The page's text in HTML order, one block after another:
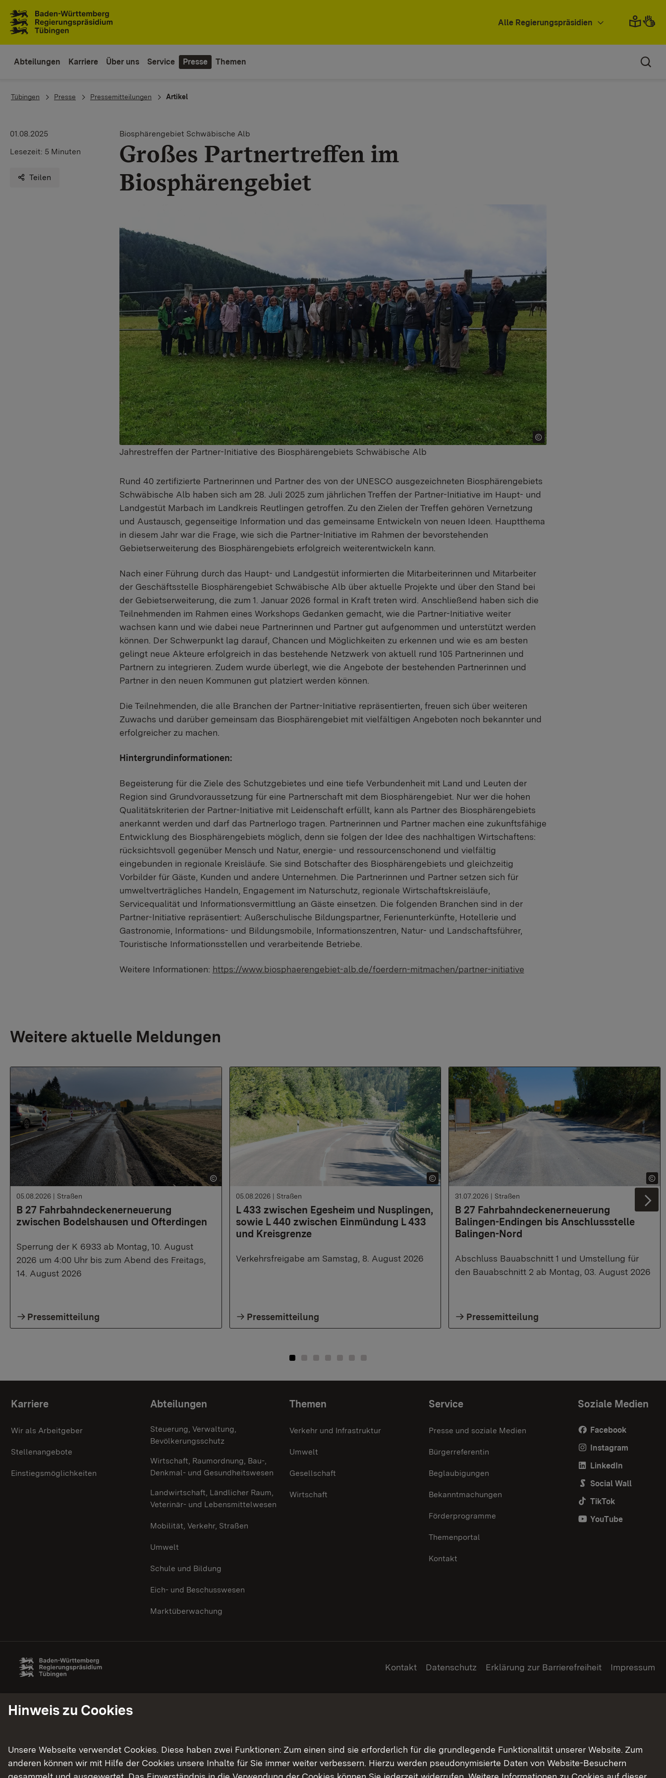
Alle Regierungspräsidien
Abteilungen Karriere Über uns Service Presse Themen
You are here:
Tübingen Presse Pressemitteilungen Artikel
01.08.2025
Lesezeit: 5 Minuten
Teilen
Biosphärengebiet Schwäbische Alb
Großes Partnertreffen im
Biosphärengebiet
Jahrestreffen der Partner-Initiative des Biosphärengebiets Schwäbische Alb
Rund 40 zertifizierte Partnerinnen und Partner des von der UNESCO ausgezeichneten Biosphärengebiets
Schwäbische Alb haben sich am 28. Juli 2025 zum jährlichen Treffen der Partner-Initiative im Haupt- und
Landgestüt Marbach im Landkreis Reutlingen getroffen. Zu den Zielen der Treffen gehören Vernetzung
und Austausch, gegenseitige Information und das gemeinsame Entwickeln von neuen Ideen. Hauptthema
in diesem Jahr war die Frage, wie sich die Partner-Initiative im Rahmen der bevorstehenden
Gebietserweiterung des Biosphärengebiets erfolgreich weiterentwickeln kann.
Nach einer Führung durch das Haupt- und Landgestüt informierten die Mitarbeiterinnen und Mitarbeiter
der Geschäftsstelle Biosphärengebiet Schwäbische Alb über aktuelle Projekte und über den Stand bei
der Gebietserweiterung, die zum 1. Januar 2026 formal in Kraft treten wird. Anschließend haben sich die
Teilnehmenden im Rahmen eines Workshops Gedanken gemacht, wie die Partner-Initiative weiter
wachsen kann und wie dabei neue Partnerinnen und Partner gut aufgenommen und unterstützt werden
können. Der Schwerpunkt lag darauf, Chancen und Möglichkeiten zu erkennen und wie es am besten
gelingt neue Akteure erfolgreich in das bestehende Netzwerk von aktuell rund 105 Partnerinnen und
Partnern zu integrieren. Zudem wurde überlegt, wie die Angebote der bestehenden Partnerinnen und
Partner in den neuen Kommunen gut platziert werden können.
Die Teilnehmenden, die alle Branchen der Partner-Initiative repräsentierten, freuen sich über weiteren
Zuwachs und darüber gemeinsam das Biosphärengebiet mit vielfältigen Angeboten noch bekannter und
erfolgreicher zu machen.
Hintergrundinformationen:
Begeisterung für die Ziele des Schutzgebietes und eine tiefe Verbundenheit mit Land und Leuten der
Region sind Grundvoraussetzung für eine Partnerschaft mit dem Biosphärengebiet. Nur wer die hohen
Qualitätskriterien der Partner-Initiative mit Leidenschaft erfüllt, kann als Partner des Biosphärengebiets
anerkannt werden und darf das Partnerlogo tragen. Partnerinnen und Partner machen eine zukunftsfähige
Entwicklung des Biosphärengebiets möglich, denn sie folgen der Idee des nachhaltigen Wirtschaftens:
rücksichtsvoll gegenüber Mensch und Natur, energie- und ressourcenschonend und vielfältig
eingebunden in regionale Kreisläufe. Sie sind Botschafter des Biosphärengebiets und gleichzeitig
Vorbilder für Gäste, Kunden und andere Unternehmen. Die Partnerinnen und Partner setzen sich für
umweltverträgliches Handeln, Engagement im Naturschutz, regionale Wirtschaftskreisläufe,
Servicequalität und Informationsvermittlung an Gäste einsetzen. Die folgenden Branchen sind in der
Partner-Initiative repräsentiert: Außerschulische Bildungspartner, Ferienunterkünfte, Hotellerie und
Gastronomie, Informations- und Bildungsmobile, Informationszentren, Natur- und Landschaftsführer,
Touristische Informationsstellen und verarbeitende Betriebe.
Weitere Informationen: https://www.biosphaerengebiet-alb.de/foerdern-mitmachen/partner-initiative
Weitere aktuelle Meldungen
B 27 Fahrbahndeckenerneuerung
zwischen Bodelshausen und Ofterdingen
05.08.2026 | Straßen
Sperrung der K 6933 ab Montag, 10. August
2026 um 4:00 Uhr bis zum Abend des Freitags,
14. August 2026
Pressemitteilung
L 433 zwischen Egesheim und Nusplingen,
sowie L 440 zwischen Einmündung L 433
und Kreisgrenze
05.08.2026 | Straßen
Verkehrsfreigabe am Samstag, 8. August 2026
Pressemitteilung
B 27 Fahrbahndeckenerneuerung
Balingen-Endingen bis Anschlussstelle
Balingen-Nord
31.07.2026 | Straßen
Abschluss Bauabschnitt 1 und Umstellung für
den Bauabschnitt 2 ab Montag, 03. August 2026
Pressemitteilung
Themenübersicht
Karriere
Wir als Arbeitgeber
Stellenangebote
Einstiegsmöglichkeiten
Abteilungen
Steuerung, Verwaltung,
Bevölkerungsschutz
Wirtschaft, Raumordnung, Bau-,
Denkmal- und Gesundheitswesen
Landwirtschaft, Ländlicher Raum,
Veterinär- und Lebensmittelwesen
Mobilität, Verkehr, Straßen
Umwelt
Schule und Bildung
Eich- und Beschusswesen
Marktüberwachung
Themen
Verkehr und Infrastruktur
Umwelt
Gesellschaft
Wirtschaft
Service
Presse und soziale Medien
Bürgerreferentin
Beglaubigungen
Bekanntmachungen
Förderprogramme
Themenportal
Kontakt
Soziale Medien
Facebook
Instagram
LinkedIn
Social Wall
TikTok
YouTube
Kontakt Datenschutz Erklärung zur Barrierefreiheit Impressum
Hinweis zu Cookies
Unsere Webseite verwendet Cookies. Diese haben zwei Funktionen: Zum einen sind sie erforderlich für die grundlegende Funktionalität unserer Website. Zum
anderen können wir mit Hilfe der Cookies unsere Inhalte für Sie immer weiter verbessern. Hierzu werden pseudonymisierte Daten von Website-Besuchern